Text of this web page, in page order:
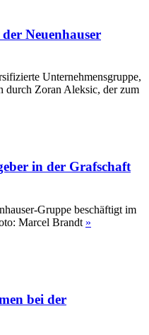
Neuenhauser
Unternehmensgruppe,
durch Zoran Aleksic, der zum
in der Grafschaft
Gruppe beschäftigt im
Marcel Brandt »
bei der